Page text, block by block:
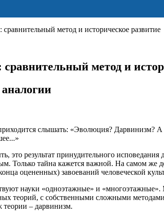
метод и историческое развитие
метод и
слышать: «Эволюция? Дарвинизм?
это результат принудительного исповедания
Только тайна кажется важной. На самом
оцененных) завоеваний человеческой
науки «одноэтажные» и
теорий, с собственными сложными
теории – дарвинизм.